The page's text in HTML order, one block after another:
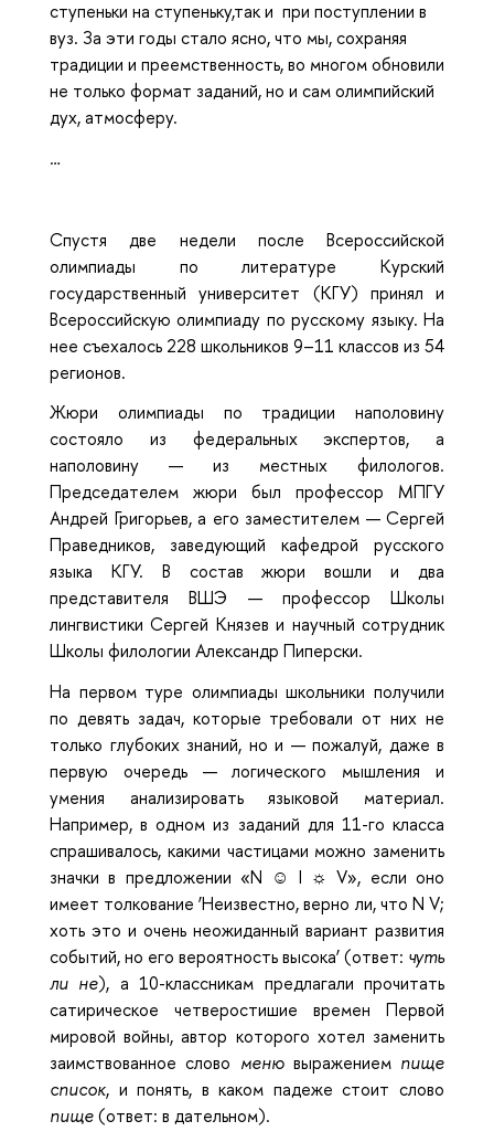
ступеньки на ступеньку,так и при поступлении в
вуз. За эти годы стало ясно, что мы, сохраняя
традиции и преемственность, во многом обновили
не только формат заданий, но и сам олимпийский
дух, атмосферу.
…
Спустя две недели после Всероссийской
олимпиады по литературе Курский
государственный университет (КГУ) принял и
Всероссийскую олимпиаду по русскому языку. На
нее съехалось 228 школьников 9–11 классов из 54
регионов.
Жюри олимпиады по традиции наполовину
состояло из федеральных экспертов, а
наполовину — из местных филологов.
Председателем жюри был профессор МПГУ
Андрей Григорьев, а его заместителем — Сергей
Праведников, заведующий кафедрой русского
языка КГУ. В состав жюри вошли и два
представителя ВШЭ — профессор Школы
лингвистики Сергей Князев и научный сотрудник
Школы филологии Александр Пиперски.
На первом туре олимпиады школьники получили
по девять задач, которые требовали от них не
только глубоких знаний, но и — пожалуй, даже в
первую очередь — логического мышления и
умения анализировать языковой материал.
Например, в одном из заданий для 11-го класса
спрашивалось, какими частицами можно заменить
значки в предложении «N ☺ I ☼ V», если оно
имеет толкование ‘Неизвестно, верно ли, что N V;
хоть это и очень неожиданный вариант развития
событий, но его вероятность высока’ (ответ: чуть
ли не), а 10-классникам предлагали прочитать
сатирическое четверостишие времен Первой
мировой войны, автор которого хотел заменить
заимствованное слово менювыражением пище
список, и понять, в каком падеже стоит слово
пище(ответ: в дательном).